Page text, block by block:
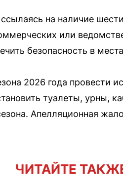
на наличие
или
безопасность в
2026 года провести
туалеты, урны,
Апелляционная
ЧИТАЙТЕ